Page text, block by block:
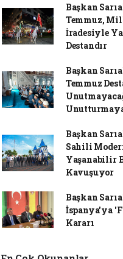
Başkan
Temmuz,
İradesiyle
Destandır
Başkan
Temmuz
Başkan
Sahili
Yaşanabilir
Kavuşuyor
Başkan
İspanya'ya
Kararı